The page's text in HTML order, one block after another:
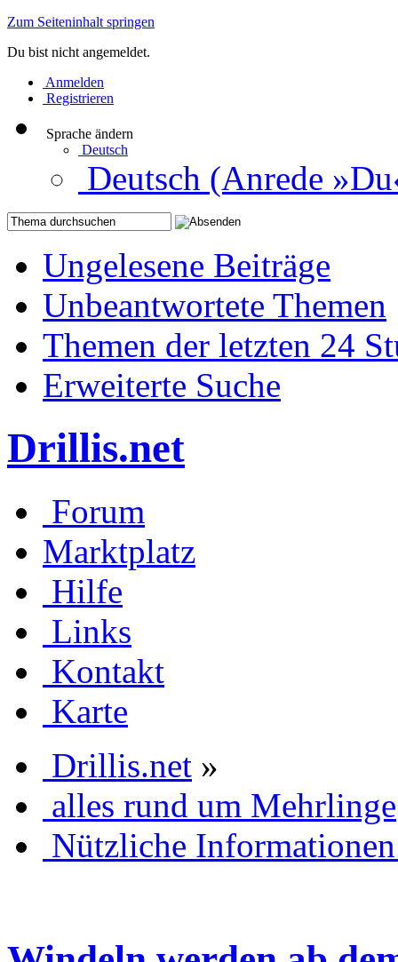
Zum Seiteninhalt springen
Du bist nicht angemeldet.
Anmelden
Registrieren
Sprache ändern
Deutsch
Deutsch (Anrede
Ungelesene Beiträge
Unbeantwortete Themen
Themen der letzten 24
Erweiterte Suche
Drillis.net
Forum
Marktplatz
Hilfe
Links
Kontakt
Karte
Drillis.net »
alles rund um Mehrlinge
Nützliche